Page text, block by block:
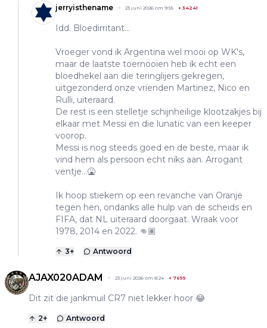
jerryisthename 23 juni 2026 om 9:55 + 34241
Idd. Bloedirritant...
Vroeger vond ik Argentina wel mooi op WK's,
maar de laatste toernooien heb ik echt een
bloedhekel aan die teringlijers gekregen,
uitgezonderd onze vrienden Martinez, Nico en
Rulli, uiteraard.
De rest is een stelletje schijnheilige klootzakjes bij
elkaar met Messi en die lunatic van een keeper
voorop.
Messi is nog steeds goed en de beste, maar ik
vind hem als persoon echt niks aan. Arrogant
ventje...🤮
Ik hoop stiekem op een revanche van Oranje
tegen hen, ondanks alle hulp van de scheids en
FIFA, dat NL uiteraard doorgaat. Wraak voor
1978, 2014 en 2022. 👊🏽
3+ Antwoord
AJAX020ADAM 23 juni 2026 om 8:24 + 7699
Dit zit die jankmuil CR7 niet lekker hoor 😂
2+ Antwoord